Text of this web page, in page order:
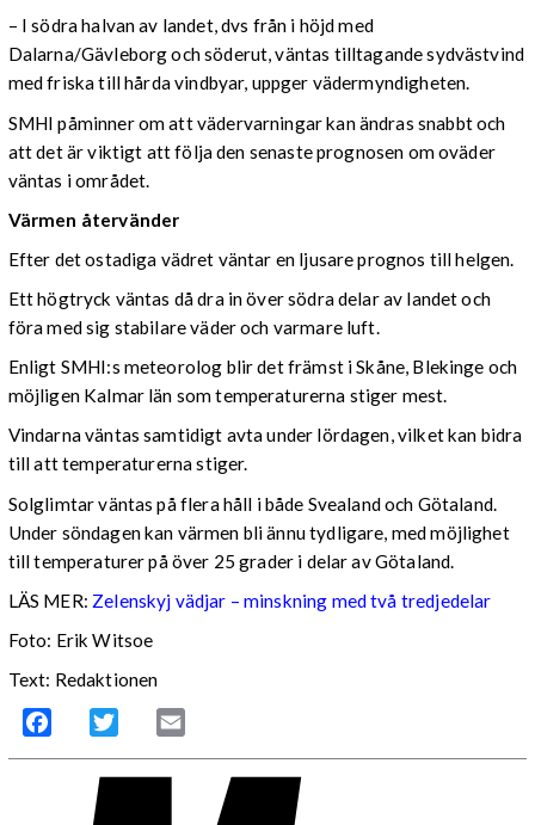
– I södra halvan av landet, dvs från i höjd med
Dalarna/Gävleborg och söderut, väntas tilltagande sydvästvind
med friska till hårda vindbyar, uppger vädermyndigheten.
SMHI påminner om att vädervarningar kan ändras snabbt och
att det är viktigt att följa den senaste prognosen om oväder
väntas i området.
Värmen återvänder
Efter det ostadiga vädret väntar en ljusare prognos till helgen.
Ett högtryck väntas då dra in över södra delar av landet och
föra med sig stabilare väder och varmare luft.
Enligt SMHI:s meteorolog blir det främst i Skåne, Blekinge och
möjligen Kalmar län som temperaturerna stiger mest.
Vindarna väntas samtidigt avta under lördagen, vilket kan bidra
till att temperaturerna stiger.
Solglimtar väntas på flera håll i både Svealand och Götaland.
Under söndagen kan värmen bli ännu tydligare, med möjlighet
till temperaturer på över 25 grader i delar av Götaland.
LÄS MER: Zelenskyj vädjar – minskning med två tredjedelar
Foto: Erik Witsoe
Text: Redaktionen
Facebook Twitter